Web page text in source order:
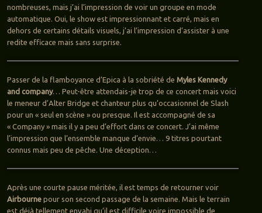
nombreuses, mais j’ai l’impression de voir un groupe en mode
automatique. Oui, le show est impressionnant et carré, mais en
dehors de certains détails visuels, j’ai l’impression d’assister à une
redite efficace mais sans surprise.
Passer de la flamboyance d’Epica à la sobriété de Myles Kennedy
and company… Peut-être attendais-je trop de ce concert mais voici
le meneur d’Alter Bridge et chanteur plus qu’occasionnel de Slash
pour un « seul en scène » ou presque. Il est accompagné de sa
« Company » mais il y a peu d’effort dans ce concert. J’ai même
l’impression que l’ensemble manque d’envie… 9 titres pourtant
connus mais peu de pêche. Une déception…
Après une courte pause méritée, il est temps de retourner voir
Airbournepour son second passage de la semaine. Mais le terrain
est déjà tellement envahi qu’il est difficile voire impossible de